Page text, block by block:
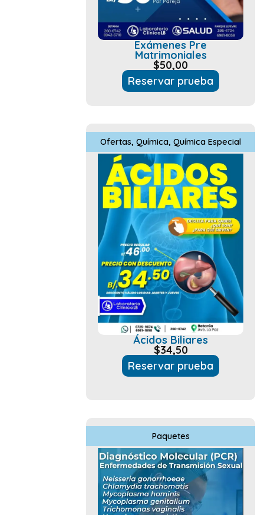
Exámenes Pre
Matrimoniales
$50,00
Reservar prueba
Ofertas,Química,Química Especial
Ácidos Biliares
$34,50
Reservar prueba
Paquetes